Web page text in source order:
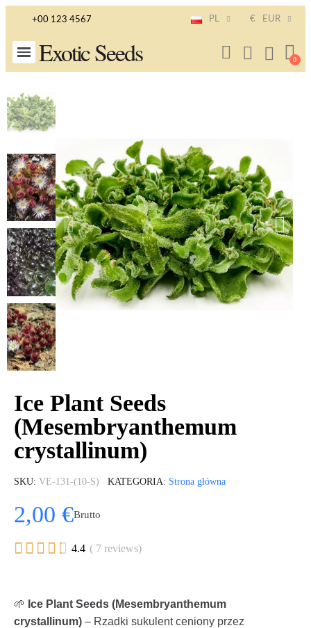
+00 123 4567 PL € EUR
Exotic Seeds
Ice Plant Seeds
(Mesembryanthemum
crystallinum)
SKU VE-131-(10-S) KATEGORIA Strona główna
2,00 €Brutto
     4.4 ( 7 reviews)
🌱 Ice Plant Seeds (Mesembryanthemum
crystallinum) – Rzadki sukulent ceniony przez